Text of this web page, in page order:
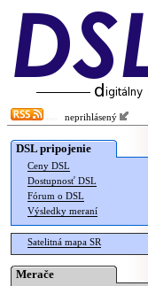
neprihlásený
DSL pripojenie
Ceny DSL
Dostupnosť DSL
Fórum o DSL
Výsledky meraní
Satelitná mapa SR
Merače